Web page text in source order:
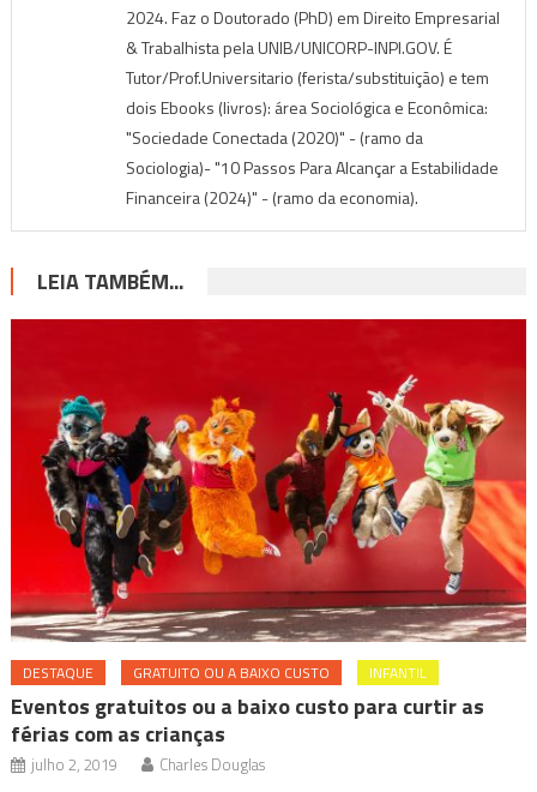
2024. Faz o Doutorado (PhD) em Direito Empresarial
& Trabalhista pela UNIB/UNICORP-INPI.GOV. É
Tutor/Prof.Universitario (ferista/substituição) e tem
dois Ebooks (livros): área Sociológica e Econômica:
"Sociedade Conectada (2020)" - (ramo da
Sociologia)- "10 Passos Para Alcançar a Estabilidade
Financeira (2024)" - (ramo da economia).
LEIA TAMBÉM...
DESTAQUE GRATUITO OU A BAIXO CUSTO INFANTIL
Eventos gratuitos ou a baixo custo para curtir as
férias com as crianças
julho 2, 2019 Charles Douglas